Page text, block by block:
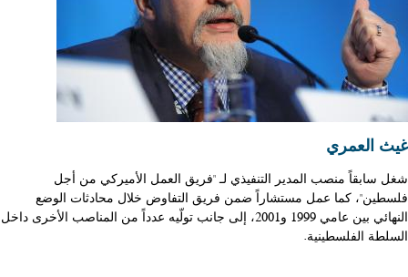
غيث العمري
شغل سابقاً منصب المدير التنفيذي لـ "فريق العمل الأميركي من أجل
فلسطين"، كما عمل مستشاراً ضمن فريق التفاوض خلال محادثات الوضع
النهائي بين عامي 1999 و2001، إلى جانب تولّيه عدداً من المناصب الأخرى داخل
السلطة الفلسطينية.